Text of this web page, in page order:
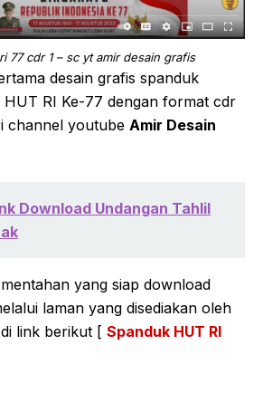
77 cdr 1 – sc yt amir desain grafis
desain grafis spanduk
HUT RI Ke-77 dengan format cdr
channel youtube Amir Desain
Download Undangan Tahlil
yang siap download
laman yang disediakan oleh
link berikut [ Spanduk HUT RI